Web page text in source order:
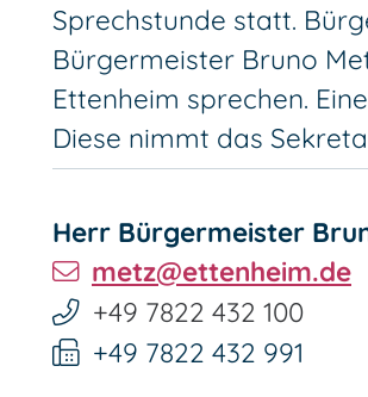
Sprechstunde statt.
Bürgermeister Bruno
Ettenheim sprechen.
Diese nimmt das
Herr Bürgermeister
metz@ettenheim.de
+49 7822 432 100
+49 7822 432 991